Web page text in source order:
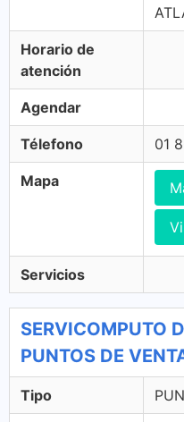
Horario de
atención
Agendar
Télefono 01
Mapa
Servicios
SERVICOMPUTO
PUNTOS DE
Tipo